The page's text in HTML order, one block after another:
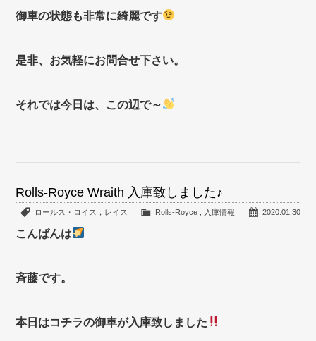
御車の状態も非常に綺麗です
是非、お気軽にお問合せ下さい。
それでは今日は、この辺で～
Rolls-Royce Wraith 入庫致しました♪
2020.01.30
Rolls-Royce, 入庫情報
ロールス・ロイス，レイス
こんばんは
斉藤です。
本日はコチラの御車が入庫致しました